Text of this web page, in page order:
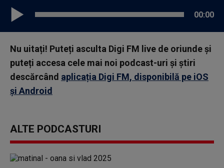
00:00
Nu uitați! Puteți asculta Digi FM live de oriunde și
puteți accesa cele mai noi podcast-uri și știri
descărcând aplicația Digi FM, disponibilă pe iOS
și Android
ALTE PODCASTURI